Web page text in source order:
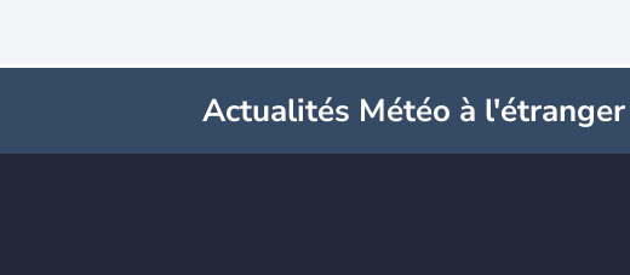
Actualités Météo à l'étranger